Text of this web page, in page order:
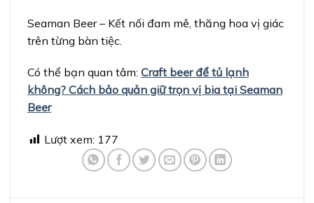
Seaman Beer – Kết nối đam mê, thăng hoa vị giác
trên từng bàn tiệc.
Có thể bạn quan tâm: Craft beer để tủ lạnh
không? Cách bảo quản giữ trọn vị bia tại Seaman
Beer
Lượt xem: 177